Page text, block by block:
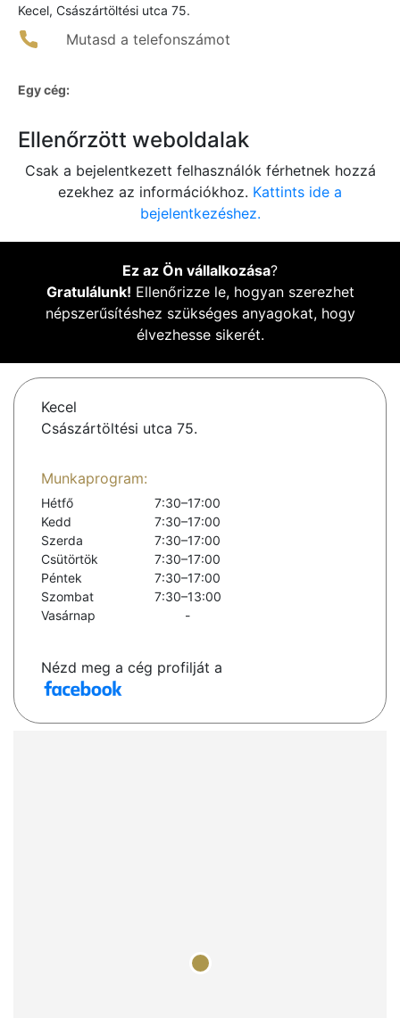
Kecel, Császártöltési utca 75.
Mutasd a telefonszámot
Egy cég:
Ellenőrzött weboldalak
Csak a bejelentkezett felhasználók férhetnek hozzá
ezekhez az információkhoz. Kattints ide a
bejelentkezéshez.
Ez az Ön vállalkozása?
Gratulálunk! Ellenőrizze le, hogyan szerezhet
népszerűsítéshez szükséges anyagokat, hogy
élvezhesse sikerét.
Kecel
Császártöltési utca 75.
Munkaprogram:
Hétfő
7:30–17:00
Kedd
7:30–17:00
Szerda
7:30–17:00
Csütörtök
7:30–17:00
Péntek
7:30–17:00
Szombat
7:30–13:00
Vasárnap
-
Nézd meg a cég profilját a